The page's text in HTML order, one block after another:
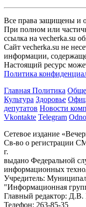
Все права защищены и
При полном или
ссылка на vecherka.su
Сайт vecherka.su не
информации,
Настоящий ресурс
Политика
Главная Политика
Культура Здоровье
депутатов Новости
Vkontakte Telegram
Сетевое издание
Cв-во о регистрации
г.
выдано Федеральной
информационных
Учредитель:
"Информационная
Главный редактор: Д.В.
Телефон: 263-85-35